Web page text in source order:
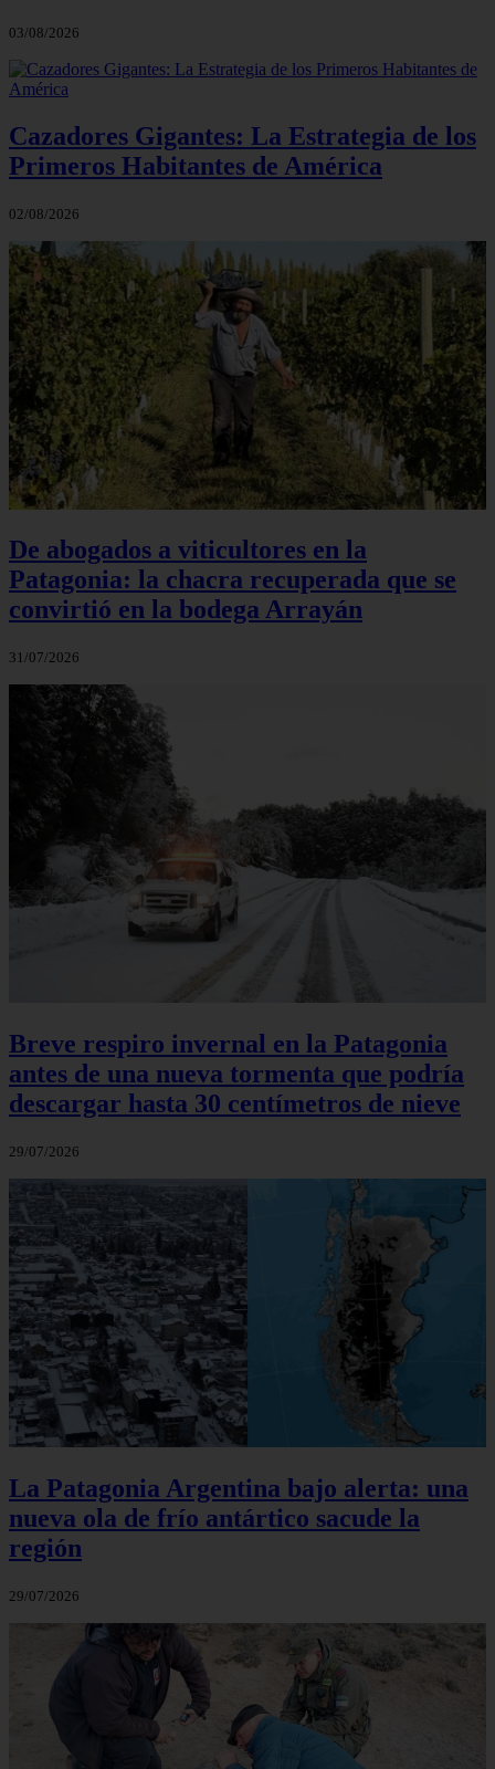
03/08/2026
Cazadores Gigantes: La Estrategia de los
Primeros Habitantes de América
02/08/2026
De abogados a viticultores en la
Patagonia: la chacra recuperada que se
convirtió en la bodega Arrayán
31/07/2026
Breve respiro invernal en la Patagonia
antes de una nueva tormenta que podría
descargar hasta 30 centímetros de nieve
29/07/2026
La Patagonia Argentina bajo alerta: una
nueva ola de frío antártico sacude la
región
29/07/2026